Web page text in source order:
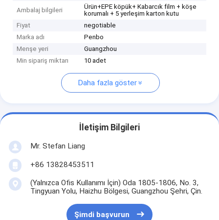
Ambalaj bilgileri
Ürün+EPE köpük+ Kabarcık film + köşe
korumalı + 5 yerleşim karton kutu
Fiyat
negotiable
Marka adı
Penbo
Menşe yeri
Guangzhou
Min sipariş miktarı
10 adet
Daha fazla göster
İletişim Bilgileri
Mr. Stefan Liang
+86 13828453511
(Yalnızca Ofis Kullanımı İçin) Oda 1805-1806, No. 3,
Tingyuan Yolu, Haizhu Bölgesi, Guangzhou Şehri, Çin.
Şimdi başvurun